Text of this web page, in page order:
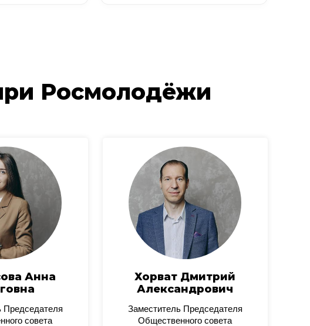
Росмолодёжи
Анна
Председателя
совета
Хорват Дмитрий
Александрович
Заместитель Председателя
Общественного совета